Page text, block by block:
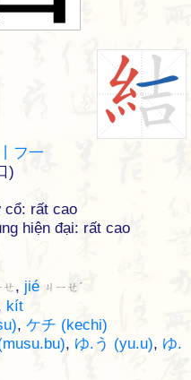
フ一
)
cổ: rất cao
hiện đại: rất cao
ㄝ , jié ㄐㄧㄝˊ
kít
, ケチ (kechi)
, ゆ.う (yu.u), ゆ.